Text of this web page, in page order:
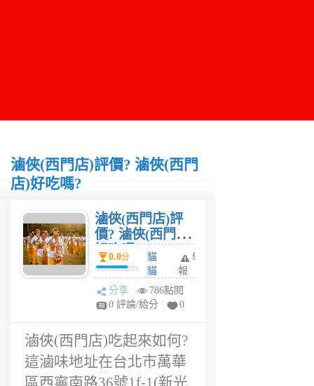
滷俠(西門店)評價? 滷俠(西門
店)好吃嗎?
滷俠(西門店)評
價? 滷俠(西門店)
好吃嗎?
0.0分
貓
貓
5
年
舉
報
分享
786點閱
0 評論/給分
0
滷俠(西門店)吃起來如何?
這滷味地址在台北市萬華
區西寧南路36號1f-1(新光